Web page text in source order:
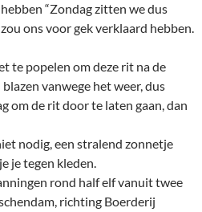
“Zondag zitten we dus
ons voor gek verklaard hebben.
te popelen om deze rit na de
vanwege het weer, dus
om de rit door te laten gaan, dan
nodig, een stralend zonnetje
je tegen kleden.
rond half elf vanuit twee
richting Boerderij